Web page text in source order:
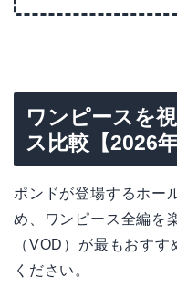
ワンピースを
ス比較【2026年
ポンドが登場するホー
め、ワンピース全編を
（VOD）が最もおす
ください。